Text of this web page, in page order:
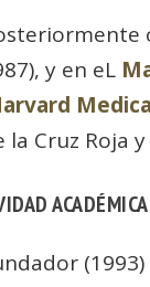
y en eL
la Cruz Roja
ACADÉMICA